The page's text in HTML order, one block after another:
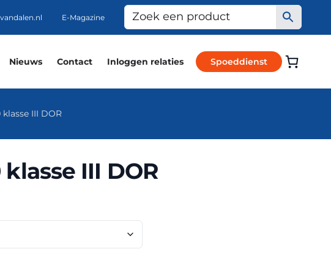
E-Magazine
Nieuws Contact Inloggen relaties Spoeddienst
III DOR
III DOR